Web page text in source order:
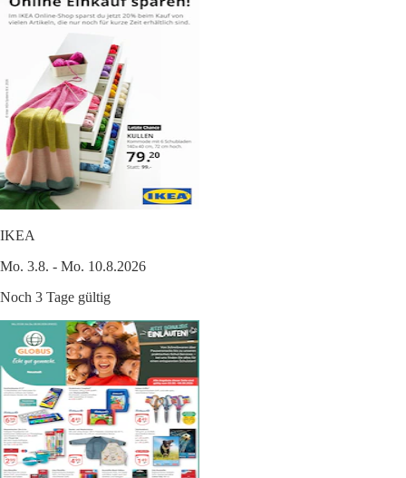
IKEA
Mo. 3.8. - Mo. 10.8.2026
Noch 3 Tage gültig